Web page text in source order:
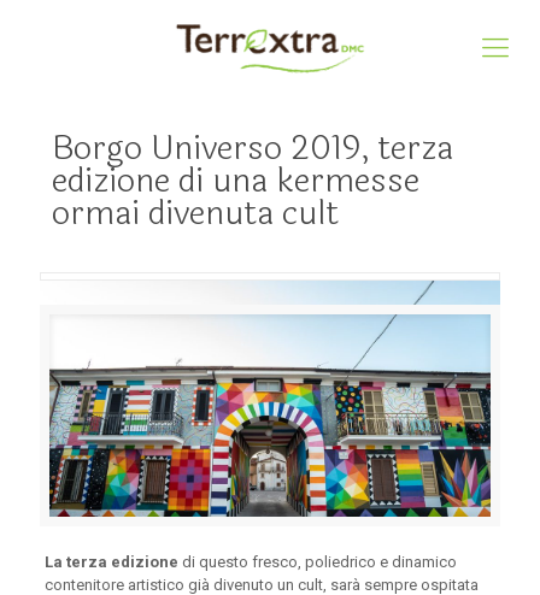
Borgo Universo 2019, terza
edizione di una kermesse
ormai divenuta cult
La terza edizione di questo fresco, poliedrico e dinamico
contenitore artistico già divenuto un cult, sarà sempre ospitata